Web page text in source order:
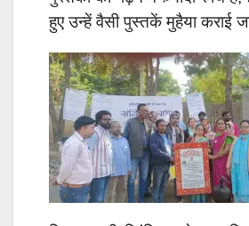
हुए उन्हें वैसी पुस्तकें मुहैया कराई